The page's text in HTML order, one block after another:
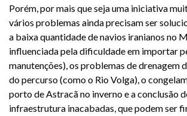
Porém, por mais que seja uma iniciativa
vários problemas ainda precisam ser
a baixa quantidade de navios iranianos no
influenciada pela dificuldade em importar
manutenções), os problemas de drenagem
do percurso (como o Rio Volga), o
porto de Astracã no inverno e a conclusão
infraestrutura inacabadas, que podem ser